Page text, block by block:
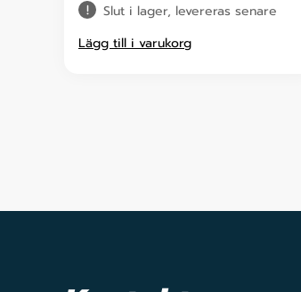
Slut i lager, levereras senare
Lägg till i varukorg